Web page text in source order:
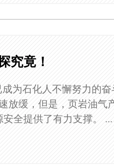
究竟！
为石化人不懈努力的奋
放缓，但是，页岩油气
全提供了有力支撑。 ...